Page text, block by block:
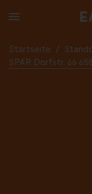
TO
Startseite /
SPAR Dorfstr. 66